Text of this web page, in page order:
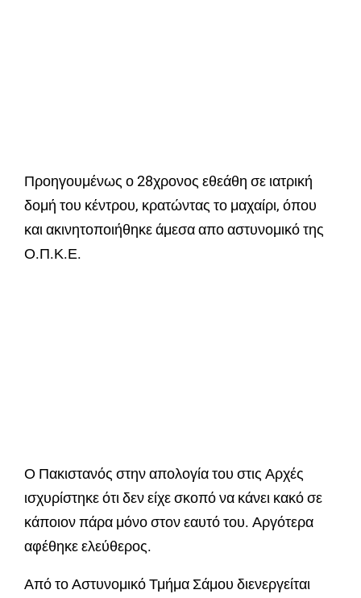
Προηγουμένως ο 28χρονος εθεάθη σε ιατρική
δομή του κέντρου, κρατώντας το μαχαίρι, όπου
και ακινητοποιήθηκε άμεσα απο αστυνομικό της
Ο.Π.Κ.Ε.
Ο Πακιστανός στην απολογία του στις Αρχές
ισχυρίστηκε ότι δεν είχε σκοπό να κάνει κακό σε
κάποιον πάρα μόνο στον εαυτό του. Αργότερα
αφέθηκε ελεύθερος.
Από το Αστυνομικό Τμήμα Σάμου διενεργείται